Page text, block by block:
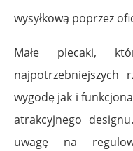
wysyłkową poprzez
Małe plecaki,
najpotrzebniejszych
wygodę jak i
atrakcyjnego
uwagę na